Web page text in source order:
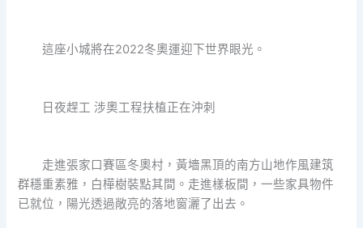
這座小城將在2022冬奧運迎下世界眼光。
日夜趕工 涉奧工程扶植正在沖刺
走進張家口賽區冬奧村，黃墻黑頂的南方山地作風建筑
群穩重素雅，白樺樹裝點其間。走進樣板間，一些家具物件
已就位，陽光透過敞亮的落地窗灑了出去。